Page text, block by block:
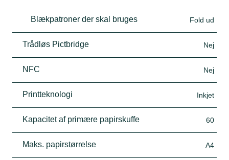
Blækpatroner der skal bruges Fold ud
Trådløs Pictbridge Nej
NFC Nej
Printteknologi Inkjet
Kapacitet af primære papirskuffe 60
Maks. papirstørrelse A4